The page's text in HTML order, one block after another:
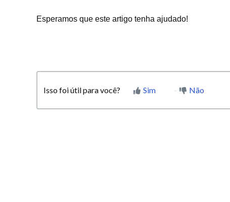
Esperamos que este artigo tenha ajudado!
Isso foi útil para você? Sim Não